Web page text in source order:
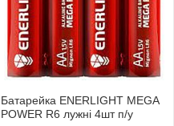
Батарейка ENERLIGHT MEGA
POWER R6 лужнi 4шт п/у